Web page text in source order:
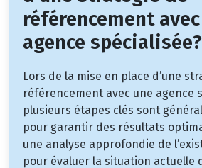
référencement
agence spécialisée?
Lors de la mise en place d’une
référencement avec une agence
plusieurs étapes clés sont
pour garantir des résultats
une analyse approfondie de
pour évaluer la situation actuelle